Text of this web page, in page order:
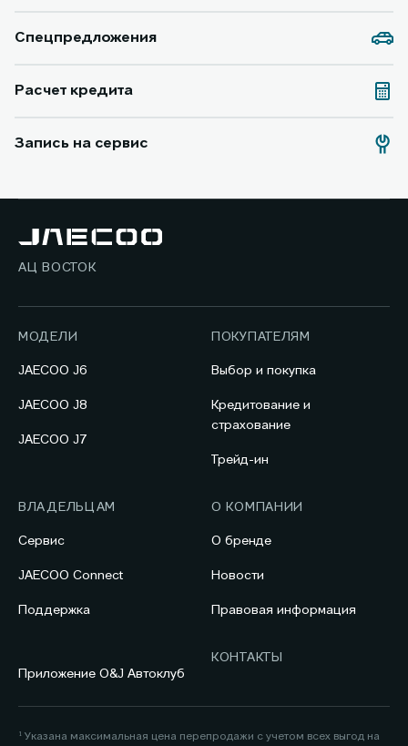
Спецпредложения
Расчет кредита
Запись на сервис
АЦ ВОСТОК
МОДЕЛИ
JAECOO J6
JAECOO J8
JAECOO J7
ПОКУПАТЕЛЯМ
Выбор и покупка
Кредитование и
страхование
Трейд-ин
ВЛАДЕЛЬЦАМ
Сервис
JAECOO Connect
Поддержка
О КОМПАНИИ
О бренде
Новости
Правовая информация
Приложение O&J Автоклуб
КОНТАКТЫ
¹ Указана максимальная цена перепродажи с учетом всех выгод на